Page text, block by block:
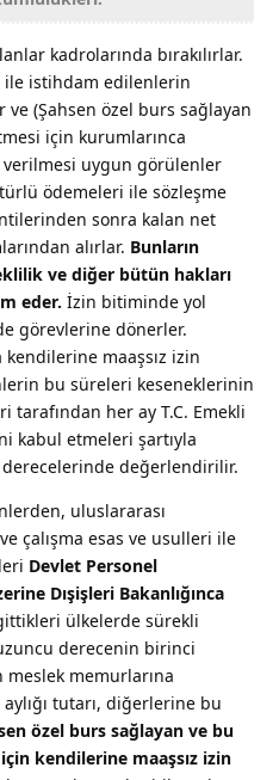
kadrolarında bırakılırlar.
ile istihdam edilenlerin
(Şahsen özel burs sağlayan
için kurumlarınca
verilmesi uygun görülenler
ödemeleri ile sözleşme
sonra kalan net
alırlar. Bunların
ve diğer bütün hakları
eder. İzin bitiminde yol
görevlerine dönerler.
maaşsız izin
bu süreleri keseneklerinin
tarafından her ay T.C. Emekli
kabul etmeleri şartıyla
değerlendirilir.
uluslararası
çalışma esas ve usulleri ile
Devlet Personel
Dışişleri Bakanlığınca
ülkelerde sürekli
derecenin birinci
meslek memurlarına
tutarı, diğerlerine bu
özel burs sağlayan ve bu
kendilerine maaşsız izin